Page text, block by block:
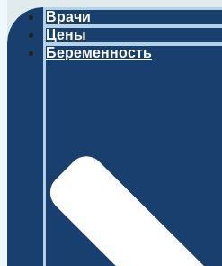
Врачи
Цены
Беременность